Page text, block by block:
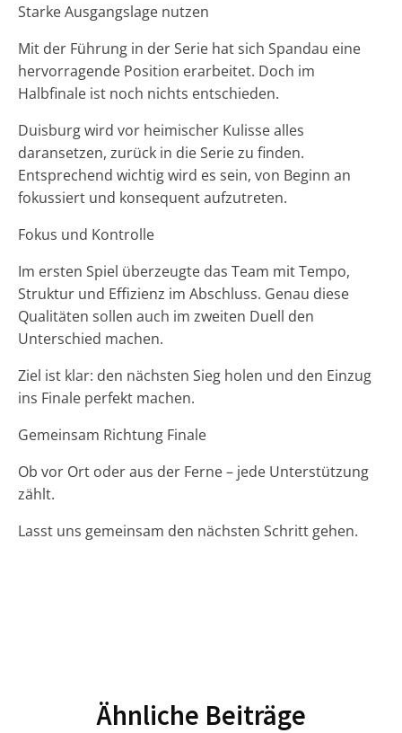
Starke Ausgangslage nutzen
Mit der Führung in der Serie hat sich Spandau eine
hervorragende Position erarbeitet. Doch im
Halbfinale ist noch nichts entschieden.
Duisburg wird vor heimischer Kulisse alles
daransetzen, zurück in die Serie zu finden.
Entsprechend wichtig wird es sein, von Beginn an
fokussiert und konsequent aufzutreten.
Fokus und Kontrolle
Im ersten Spiel überzeugte das Team mit Tempo,
Struktur und Effizienz im Abschluss. Genau diese
Qualitäten sollen auch im zweiten Duell den
Unterschied machen.
Ziel ist klar: den nächsten Sieg holen und den Einzug
ins Finale perfekt machen.
Gemeinsam Richtung Finale
Ob vor Ort oder aus der Ferne – jede Unterstützung
zählt.
Lasst uns gemeinsam den nächsten Schritt gehen.
Ähnliche Beiträge